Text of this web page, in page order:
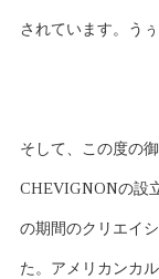
されています。う
そして、この度の
CHEVIGNONの設
の期間のクリエイ
た。アメリカンカ